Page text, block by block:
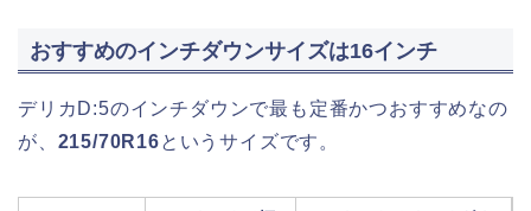
おすすめのインチダウンサイズは16インチ
デリカD:5のインチダウンで最も定番かつおすすめなの
が、 215/70R16というサイズです。